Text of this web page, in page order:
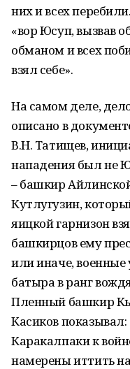
них и всех
«вор Юсуп, вызвав
обманом и всех
взял себе».
На самом деле,
описано в
В.Н. Татищев,
нападения был не
– башкир
Кутлугузин,
яицкой гарнизон
башкирцов ему
или иначе, военные
батыра в ранг
Пленный башкир
Касиков
Каракалпаки к
намерены иттить